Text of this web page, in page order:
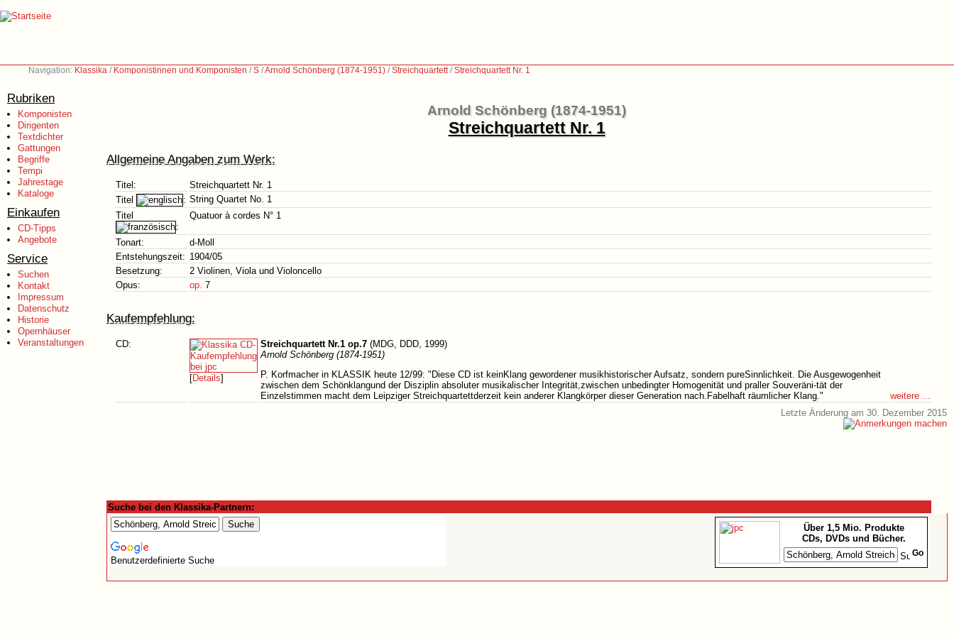
Navigation: Klassika / Komponistinnen und Komponisten /S /Arnold Schönberg (1874-1951) /Streichquartett/Streichquartett Nr. 1
Rubriken
Komponisten
Dirigenten
Textdichter
Gattungen
Begriffe
Tempi
Jahrestage
Kataloge
Einkaufen
CD-Tipps
Angebote
Service
Suchen
Kontakt
Impressum
Datenschutz
Historie
Opernhäuser
Veranstaltungen
Arnold Schönberg (1874-1951)
Streichquartett Nr. 1
Allgemeine Angaben zum Werk:
Titel:
Streichquartett Nr. 1
Titel
: String Quartet No. 1
Titel
:
Quatuor à cordes N° 1
Tonart:
d-Moll
Entstehungszeit: 1904/05
Besetzung:
2 Violinen, Viola und Violoncello
Opus:
op. 7
Kaufempfehlung:
CD:
[Details]
Streichquartett Nr.1 op.7 (MDG, DDD, 1999)
Arnold Schönberg (1874-1951)
P. Korfmacher in KLASSIK heute 12/99: "Diese CD ist keinKlang gewordener musikhistorischer Aufsatz, sondern pureSinnlichkeit. Die Ausgewogenheit
zwischen dem Schönklangund der Disziplin absoluter musikalischer Integrität,zwischen unbedingter Homogenität und praller Souveräni-tät der
Einzelstimmen macht dem Leipziger Streichquartettderzeit kein anderer Klangkörper dieser Generation nach.Fabelhaft räumlicher Klang."
weitere ...
Letzte Änderung am 30. Dezember 2015
Suche bei den Klassika-Partnern:
Benutzerdefinierte Suche
Über 1,5 Mio. Produkte
CDs, DVDs und Bücher.
Go